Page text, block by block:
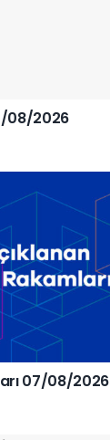
08/2026
07/08/2026